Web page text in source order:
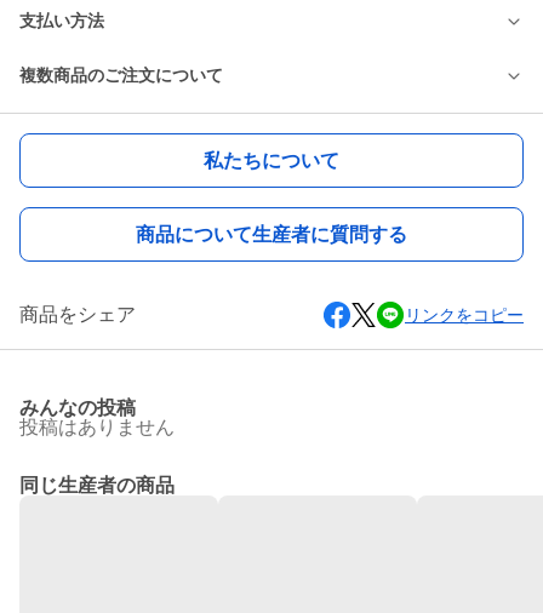
支払い方法
複数商品のご注文について
私たちについて
商品について生産者に質問する
商品をシェア リンクをコピー
みんなの投稿
投稿はありません
同じ生産者の商品